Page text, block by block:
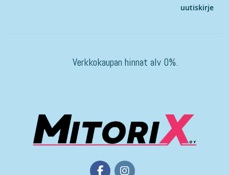
uutiskirje
Verkkokaupan hinnat alv 0%.